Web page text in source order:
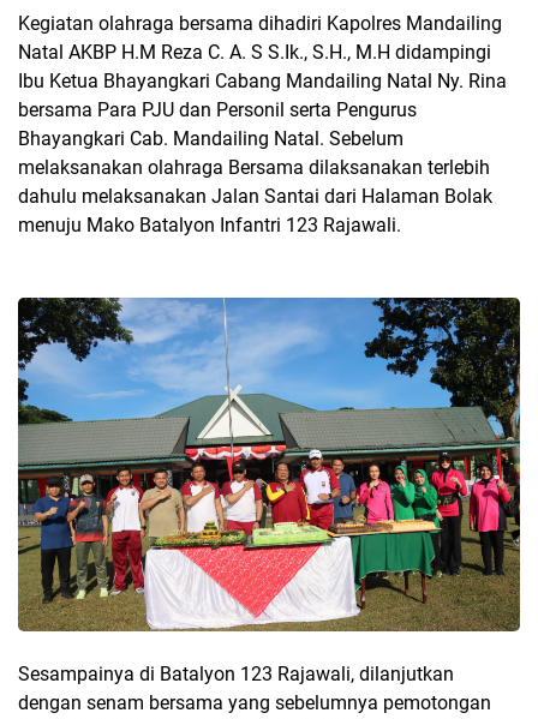
Kegiatan olahraga bersama dihadiri Kapolres Mandailing
Natal AKBP H.M Reza C. A. S S.Ik., S.H., M.H didampingi
Ibu Ketua Bhayangkari Cabang Mandailing Natal Ny. Rina
bersama Para PJU dan Personil serta Pengurus
Bhayangkari Cab. Mandailing Natal. Sebelum
melaksanakan olahraga Bersama dilaksanakan terlebih
dahulu melaksanakan Jalan Santai dari Halaman Bolak
menuju Mako Batalyon Infantri 123 Rajawali.
Sesampainya di Batalyon 123 Rajawali, dilanjutkan
dengan senam bersama yang sebelumnya pemotongan